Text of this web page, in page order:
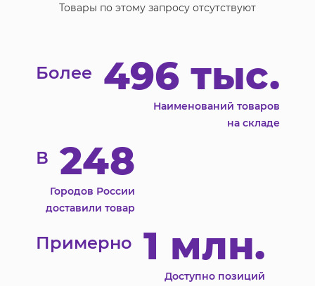
Товары по этому запросу отсутствуют
Более 496 тыс.
Наименований товаров
на складе
В 248
Городов России
доставили товар
Примерно 1 млн.
Доступно позиций